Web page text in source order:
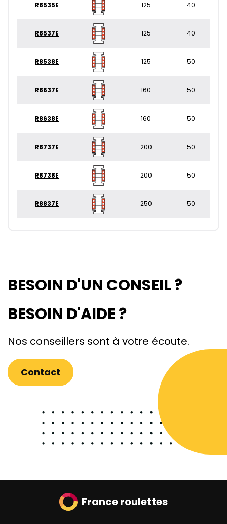
R8535E 125 40
R8537E 125 40
R8538E 125 50
R8637E 160 50
R8638E 160 50
R8737E 200 50
R8738E 200 50
R8837E 250 50
BESOIN D'UN CONSEIL ?
BESOIN D'AIDE ?
Nos conseillers sont à votre écoute.
Contact
France roulettes